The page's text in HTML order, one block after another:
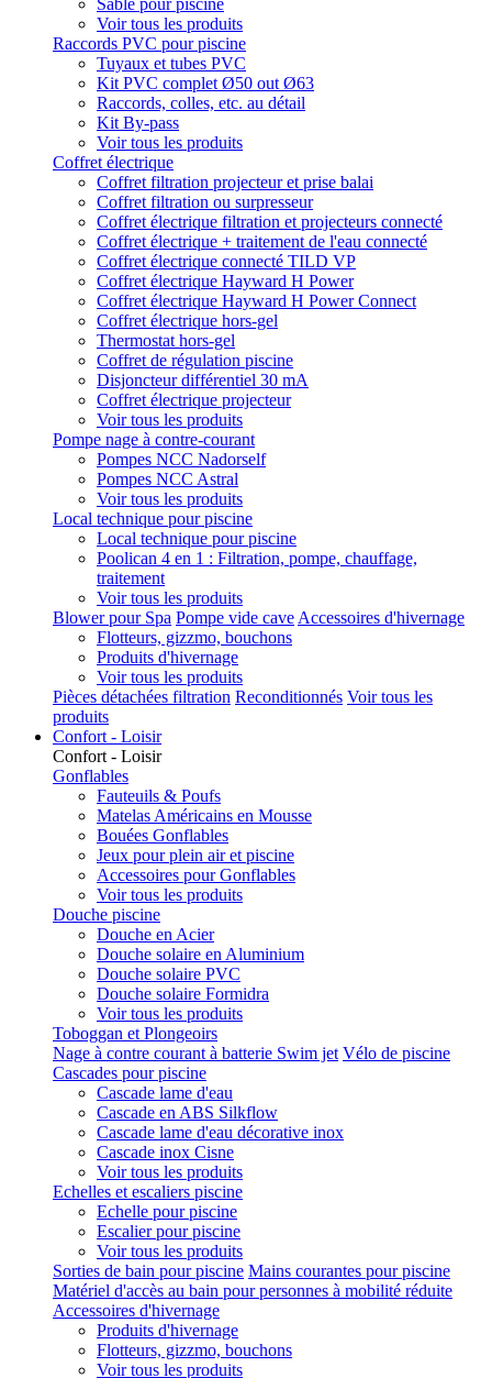
Sable pour piscine
Voir tous les produits
Raccords PVC pour piscine
Tuyaux et tubes PVC
Kit PVC complet Ø50 out Ø63
Raccords, colles, etc. au détail
Kit By-pass
Voir tous les produits
Coffret électrique
Coffret filtration projecteur et prise balai
Coffret filtration ou surpresseur
Coffret électrique filtration et projecteurs connecté
Coffret électrique + traitement de l'eau connecté
Coffret électrique connecté TILD VP
Coffret électrique Hayward H Power
Coffret électrique Hayward H Power Connect
Coffret électrique hors-gel
Thermostat hors-gel
Coffret de régulation piscine
Disjoncteur différentiel 30 mA
Coffret électrique projecteur
Voir tous les produits
Pompe nage à contre-courant
Pompes NCC Nadorself
Pompes NCC Astral
Voir tous les produits
Local technique pour piscine
Local technique pour piscine
Poolican 4 en 1 : Filtration, pompe, chauffage,
traitement
Voir tous les produits
Blower pour Spa Pompe vide cave Accessoires d'hivernage
Flotteurs, gizzmo, bouchons
Produits d'hivernage
Voir tous les produits
Pièces détachées filtration Reconditionnés Voir tous les
produits
Confort - Loisir
Confort - Loisir
Gonflables
Fauteuils & Poufs
Matelas Américains en Mousse
Bouées Gonflables
Jeux pour plein air et piscine
Accessoires pour Gonflables
Voir tous les produits
Douche piscine
Douche en Acier
Douche solaire en Aluminium
Douche solaire PVC
Douche solaire Formidra
Voir tous les produits
Toboggan et Plongeoirs
Nage à contre courant à batterie Swim jet Vélo de piscine
Cascades pour piscine
Cascade lame d'eau
Cascade en ABS Silkflow
Cascade lame d'eau décorative inox
Cascade inox Cisne
Voir tous les produits
Echelles et escaliers piscine
Echelle pour piscine
Escalier pour piscine
Voir tous les produits
Sorties de bain pour piscine Mains courantes pour piscine
Matériel d'accès au bain pour personnes à mobilité réduite
Accessoires d'hivernage
Produits d'hivernage
Flotteurs, gizzmo, bouchons
Voir tous les produits